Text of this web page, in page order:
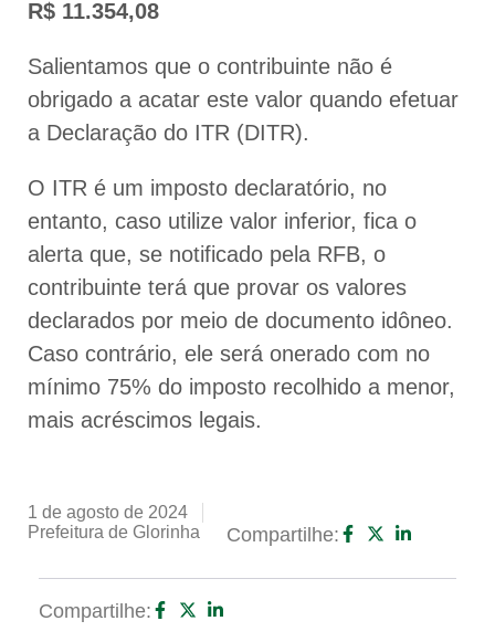
R$ 11.354,08
Salientamos que o contribuinte não é
obrigado a acatar este valor quando efetuar
a Declaração do ITR (DITR).
O ITR é um imposto declaratório, no
entanto, caso utilize valor inferior, fica o
alerta que, se notificado pela RFB, o
contribuinte terá que provar os valores
declarados por meio de documento idôneo.
Caso contrário, ele será onerado com no
mínimo 75% do imposto recolhido a menor,
mais acréscimos legais.
1 de agosto de 2024
Prefeitura de Glorinha
Compartilhe:
Compartilhe: